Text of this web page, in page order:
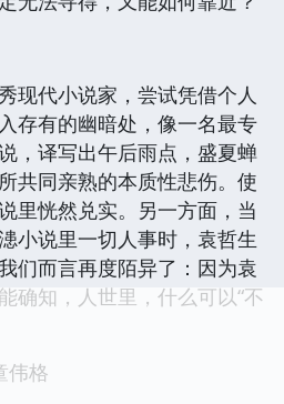
现代小说家，尝试凭借个人
存有的幽暗处，像一名最专
，译写出午后雨点，盛夏蝉
共同亲熟的本质性悲伤。使
里恍然兑实。另一方面，当
小说里一切人事时，袁哲生
们而言再度陌异了：因为袁
确知，人世里，什么可以“不
格